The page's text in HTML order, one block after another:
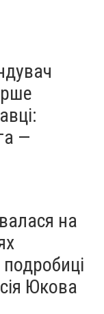
—
на
Юкова